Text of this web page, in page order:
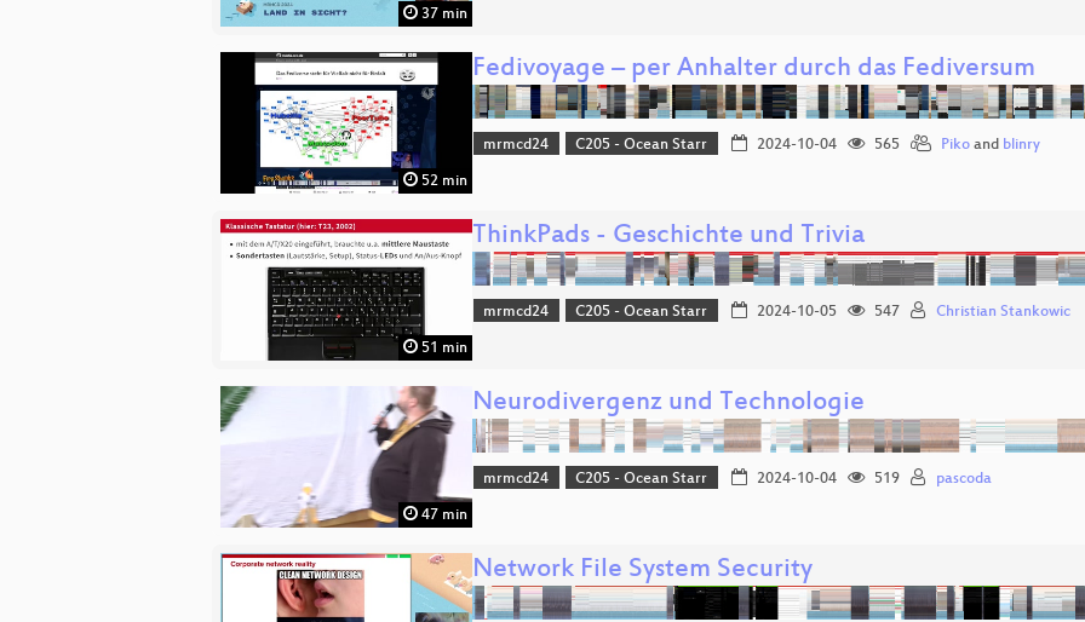
37 min
52 min
Fedivoyage – per Anhalter durch das Fediversum
mrmcd24 C205 - Ocean Starr 2024-10-04 565 Pikoand blinry
51 min
ThinkPads - Geschichte und Trivia
mrmcd24 C205 - Ocean Starr 2024-10-05 547 Christian Stankowic
47 min
Neurodivergenz und Technologie
mrmcd24 C205 - Ocean Starr 2024-10-04 519 pascoda
Network File System Security